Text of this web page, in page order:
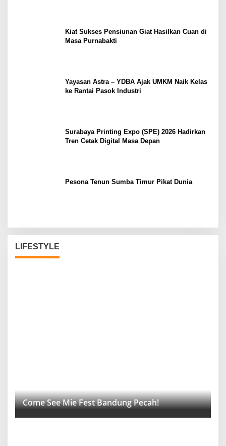
Kiat Sukses Pensiunan Giat Hasilkan Cuan di
Masa Purnabakti
Yayasan Astra – YDBA Ajak UMKM Naik Kelas
ke Rantai Pasok Industri
Surabaya Printing Expo (SPE) 2026 Hadirkan
Tren Cetak Digital Masa Depan
Pesona Tenun Sumba Timur Pikat Dunia
LIFESTYLE
Come See Mie Fest Bandung Pecah!